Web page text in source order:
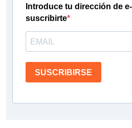
Introduce tu dirección de
suscribirte
SUSCRIBIRSE